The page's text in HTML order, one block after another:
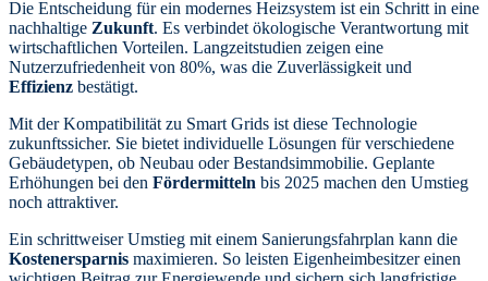
Die Entscheidung für ein modernes Heizsystem ist ein Schritt in eine
nachhaltige Zukunft. Es verbindet ökologische Verantwortung mit
wirtschaftlichen Vorteilen. Langzeitstudien zeigen eine
Nutzerzufriedenheit von 80%, was die Zuverlässigkeit und
Effizienz bestätigt.
Mit der Kompatibilität zu Smart Grids ist diese Technologie
zukunftssicher. Sie bietet individuelle Lösungen für verschiedene
Gebäudetypen, ob Neubau oder Bestandsimmobilie. Geplante
Erhöhungen bei den Fördermitteln bis 2025 machen den Umstieg
noch attraktiver.
Ein schrittweiser Umstieg mit einem Sanierungsfahrplan kann die
Kostenersparnis maximieren. So leisten Eigenheimbesitzer einen